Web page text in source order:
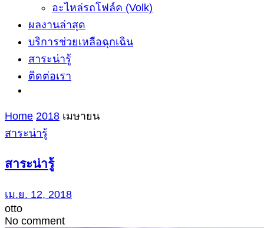
อะไหล่รถโฟล์ค (Volk)
ผลงานล่าสุด
บริการช่วยเหลือฉุกเฉิน
สาระน่ารู้
ติดต่อเรา
Home 2018 เมษายน
สาระน่ารู้
สาระน่ารู้
เม.ย. 12, 2018
otto
No comment